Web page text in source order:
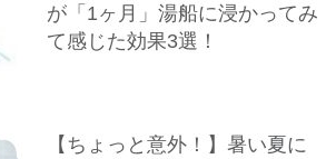
が「1ヶ月」湯船に浸かってみ
て感じた効果3選！
【ちょっと意外！】暑い夏に